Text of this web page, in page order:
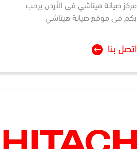
مركز صيانة هيتاشي فى الأردن يرحب
بكم فى موقع صيانة هيتاشي
اتصل بنا